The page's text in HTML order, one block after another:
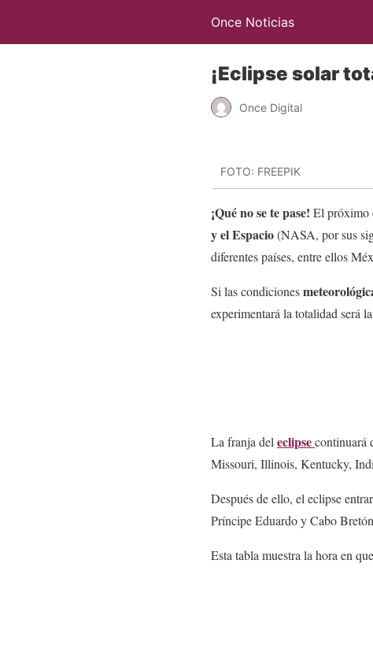
Once Noticias
¡Eclipse solar
Once Digital
FOTO: FREEPIK
¡Qué no se te pase! El próximo
y el Espacio(NASA, por sus
diferentes países, entre ellos
Si las condiciones
experimentará la totalidad será
La franja deleclipsecontinuará
Missouri, Illinois, Kentucky,
Después de ello, el eclipse
Príncipe Eduardo y Cabo
Esta tabla muestra la hora en